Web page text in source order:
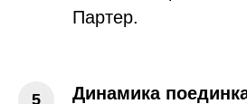
Партер.
Динамика